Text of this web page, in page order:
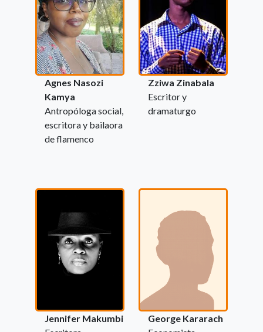
Agnes Nasozi
Kamya
Antropóloga social,
escritora y bailaora
de flamenco
Zziwa Zinabala
Escritor y
dramaturgo
Jennifer Makumbi
George Kararach